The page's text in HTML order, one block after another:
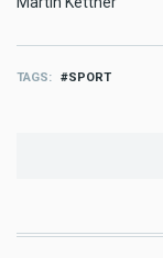
TAGS SPORT